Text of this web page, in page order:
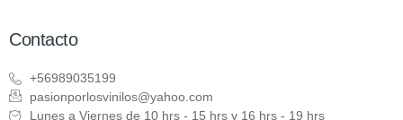
Contacto
+56989035199
pasionporlosvinilos@yahoo.com
Lunes a Viernes de 10 hrs - 15 hrs y 16 hrs - 19 hrs